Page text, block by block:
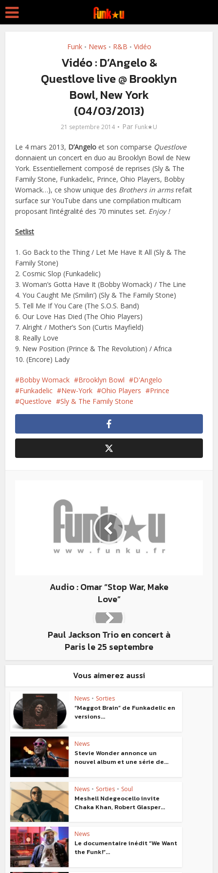
Funk • News • R&B • Vidéo
Vidéo : D’Angelo &
Questlove live @ Brooklyn
Bowl, New York
(04/03/2013)
21 septembre 2014 Par Funk★U
Le 4 mars 2013, D’Angelo et son comparse Questlove
donnaient un concert en duo au Brooklyn Bowl de New
York. Essentiellement composé de reprises (Sly & The
Family Stone, Funkadelic, Prince, Ohio Players, Bobby
Womack…), ce show unique des Brothers in armsrefait
surface sur YouTube dans une compilation multicam
proposant l’intégralité des 70 minutes set. Enjoy !
Setlist
1. Go Back to the Thing / Let Me Have It All (Sly & The
Family Stone)
2. Cosmic Slop (Funkadelic)
3. Woman’s Gotta Have It (Bobby Womack) / The Line
4. You Caught Me (Smilin’) (Sly & The Family Stone)
5. Tell Me If You Care (The S.O.S. Band)
6. Our Love Has Died (The Ohio Players)
7. Alright / Mother’s Son (Curtis Mayfield)
8. Really Love
9. New Position (Prince & The Revolution) / Africa
10. (Encore) Lady
Bobby Womack Brooklyn Bowl
D'Angelo
Funkadelic
New-York Ohio Players
Prince
Questlove
Sly & The Family Stone
Audio : Omar “Stop War, Make
Love”
Paul Jackson Trio en concert à
Paris le 25 septembre
Vous aimerez aussi
News • Sorties
“Maggot Brain” de Funkadelic en
versions...
News
Stevie Wonder annonce un
nouvel album et une série de...
News • Sorties • Soul
Meshell Ndegeocello invite
Chaka Khan, Robert Glasper...
News
Le documentaire inédit “We Want
the Funk!”...